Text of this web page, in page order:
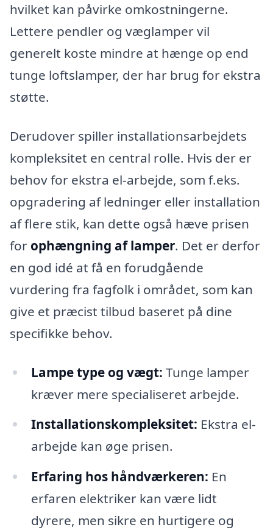
hvilket kan påvirke omkostningerne.
Lettere pendler og væglamper vil
generelt koste mindre at hænge op end
tunge loftslamper, der har brug for ekstra
støtte.
Derudover spiller installationsarbejdets
kompleksitet en central rolle. Hvis der er
behov for ekstra el-arbejde, som f.eks.
opgradering af ledninger eller installation
af flere stik, kan dette også hæve prisen
for ophængning af lamper. Det er derfor
en god idé at få en forudgående
vurdering fra fagfolk i området, som kan
give et præcist tilbud baseret på dine
specifikke behov.
Lampe type og vægt: Tunge lamper
kræver mere specialiseret arbejde.
Installationskompleksitet: Ekstra el-
arbejde kan øge prisen.
Erfaring hos håndværkeren: En
erfaren elektriker kan være lidt
dyrere, men sikre en hurtigere og